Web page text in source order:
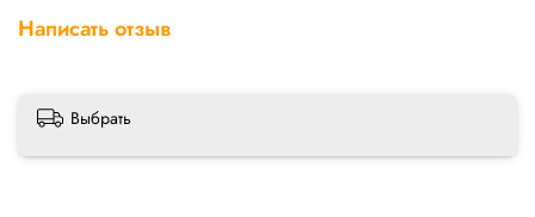
Написать отзыв
Выбрать